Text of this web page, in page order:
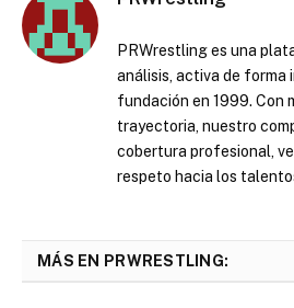
PRWrestling es una
análisis, activa de forma
fundación en 1999. Con
trayectoria, nuestro
cobertura profesional,
respeto hacia los
MÁS EN PRWRESTLING: